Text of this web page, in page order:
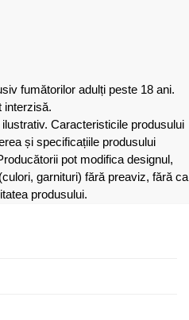
fumătorilor adulți peste 18 ani.
interzisă.
Caracteristicile produsului
și specificațiile produsului
pot modifica designul,
garnituri) fără preaviz, fără ca
produsului.